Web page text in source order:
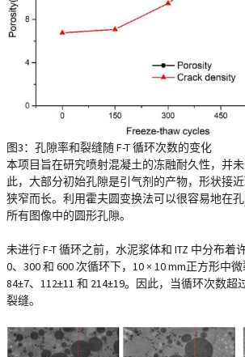
图3：孔隙率和裂缝随 F-T 循环次数的变化
本项目旨在研究喷射混凝土的冻融耐久性，并
此，大部分初始孔隙是引气剂的产物，形状接
狭窄而长。利用霍夫圆变换法可以很容易地在
所有图像中的圆形孔隙。
未进行 F-T 循环之前，水泥浆体和 ITZ 中分布着
0、300 和 600 次循环下，10 × 10 mm正方形中
84±7、112±11 和 214±19。因此，当循环次数超
裂缝。